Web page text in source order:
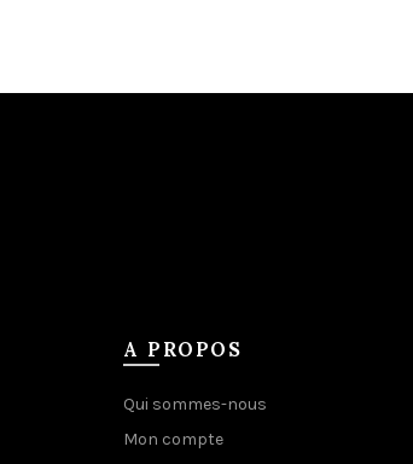
A PROPOS
Qui sommes-nous
Mon compte